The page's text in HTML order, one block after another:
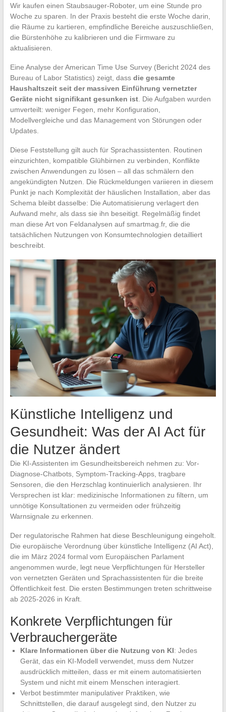
Wir kaufen einen Staubsauger-Roboter, um eine Stunde pro
Woche zu sparen. In der Praxis besteht die erste Woche darin,
die Räume zu kartieren, empfindliche Bereiche auszuschließen,
die Bürstenhöhe zu kalibrieren und die Firmware zu
aktualisieren.
Eine Analyse der American Time Use Survey (Bericht 2024 des
Bureau of Labor Statistics) zeigt, dass die gesamte
Haushaltszeit seit der massiven Einführung vernetzter
Geräte nicht signifikant gesunken ist. Die Aufgaben wurden
umverteilt: weniger Fegen, mehr Konfiguration,
Modellvergleiche und das Management von Störungen oder
Updates.
Diese Feststellung gilt auch für Sprachassistenten. Routinen
einzurichten, kompatible Glühbirnen zu verbinden, Konflikte
zwischen Anwendungen zu lösen – all das schmälern den
angekündigten Nutzen. Die Rückmeldungen variieren in diesem
Punkt je nach Komplexität der häuslichen Installation, aber das
Schema bleibt dasselbe: Die Automatisierung verlagert den
Aufwand mehr, als dass sie ihn beseitigt. Regelmäßig findet
man diese Art von Feldanalysen auf smartmag.fr, die die
tatsächlichen Nutzungen von Konsumtechnologien detailliert
beschreibt.
Künstliche Intelligenz und
Gesundheit: Was der AI Act für
die Nutzer ändert
Die KI-Assistenten im Gesundheitsbereich nehmen zu: Vor-
Diagnose-Chatbots, Symptom-Tracking-Apps, tragbare
Sensoren, die den Herzschlag kontinuierlich analysieren. Ihr
Versprechen ist klar: medizinische Informationen zu filtern, um
unnötige Konsultationen zu vermeiden oder frühzeitig
Warnsignale zu erkennen.
Der regulatorische Rahmen hat diese Beschleunigung eingeholt.
Die europäische Verordnung über künstliche Intelligenz (AI Act),
die im März 2024 formal vom Europäischen Parlament
angenommen wurde, legt neue Verpflichtungen für Hersteller
von vernetzten Geräten und Sprachassistenten für die breite
Öffentlichkeit fest. Die ersten Bestimmungen treten schrittweise
ab 2025-2026 in Kraft.
Konkrete Verpflichtungen für
Verbrauchergeräte
Klare Informationen über die Nutzung von KI: Jedes
Gerät, das ein KI-Modell verwendet, muss dem Nutzer
ausdrücklich mitteilen, dass er mit einem automatisierten
System und nicht mit einem Menschen interagiert.
Verbot bestimmter manipulativer Praktiken, wie
Schnittstellen, die darauf ausgelegt sind, den Nutzer zu